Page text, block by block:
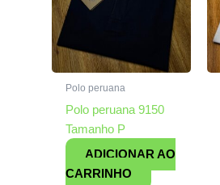
Polo peruana
Polo peruana 9150
Tamanho P
ADICIONAR AO
CARRINHO